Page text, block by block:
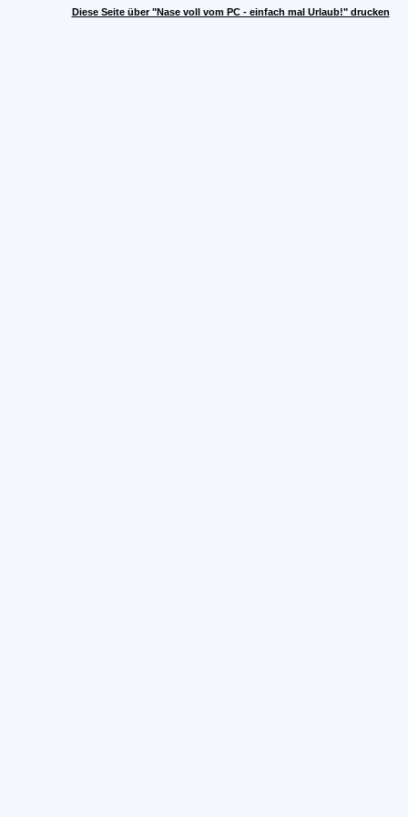
Diese Seite über "Nase voll vom PC - einfach mal Urlaub!" drucken